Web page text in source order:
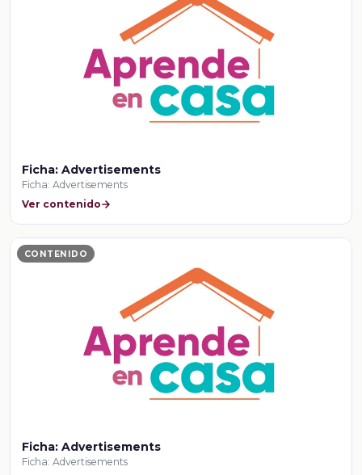
Ficha: Advertisements
Ficha: Advertisements
Ver contenido
CONTENIDO
Ficha: Advertisements
Ficha: Advertisements